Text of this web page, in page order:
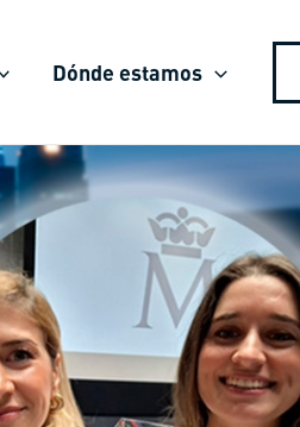
Dónde estamos